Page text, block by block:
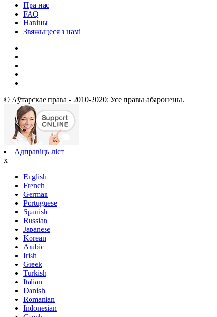
Пра нас
FAQ
Навіны
Звяжыцеся з намі
© Аўтарскае права - 2010-2020: Усе правы абаронены.
Адправіць ліст
x
English
French
German
Portuguese
Spanish
Russian
Japanese
Korean
Arabic
Irish
Greek
Turkish
Italian
Danish
Romanian
Indonesian